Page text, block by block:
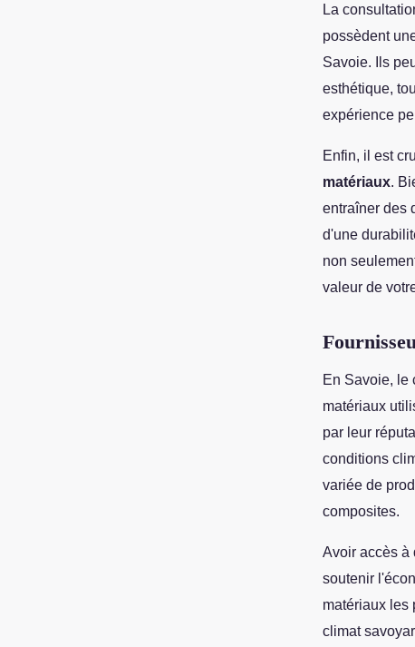
La
possèdent
Savoie. Ils
esthétique,
expérience
Enfin, il est
matériaux.
entraîner des
d'une
non
valeur de
En Savoie, le
matériaux
par leur
conditions
variée de
composites.
Avoir accès à
soutenir
matériaux les
climat